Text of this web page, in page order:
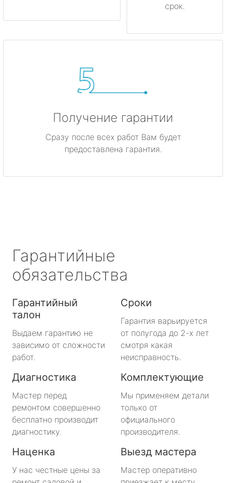
срок.
Получение гарантии
Сразу после всех работ Вам будет
предоставлена гарантия.
Гарантийные
обязательства
Гарантийный
талон
Выдаем гарантию не
зависимо от сложности
работ.
Сроки
Гарантия варьируется
от полугода до 2-х лет
смотря какая
неисправность.
Диагностика
Мастер перед
ремонтом совершенно
бесплатно производит
диагностику.
Комплектующие
Мы применяем детали
только от
официального
производителя.
Наценка
У нас честные цены за
Выезд мастера
Мастер оперативно